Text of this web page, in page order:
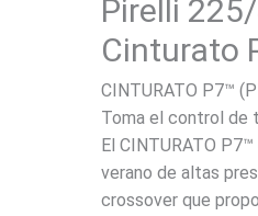
Pirelli
Cinturato
CINTURATO P7™
Toma el control de
El CINTURATO
verano de altas
crossover que